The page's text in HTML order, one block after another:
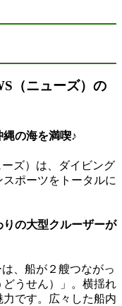
（ニューズ）の
の海を満喫♪
ズ）は、ダイビング
ポーツをトータルに
の大型クルーザーが
、船が２艘つながっ
うせん）」。横揺れ
です。広々した船内